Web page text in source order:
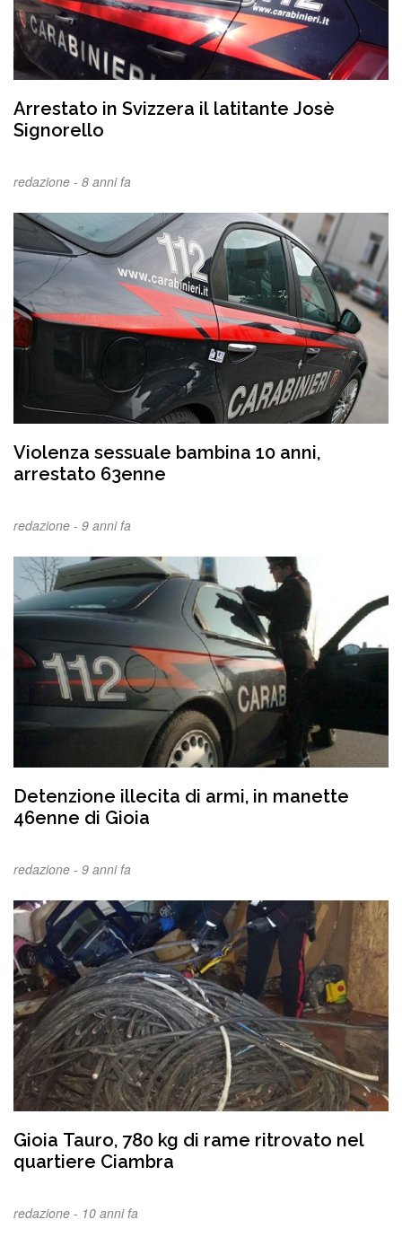
Arrestato in Svizzera il latitante Josè
Signorello
redazione - 8 anni fa
Violenza sessuale bambina 10 anni,
arrestato 63enne
redazione - 9 anni fa
Detenzione illecita di armi, in manette
46enne di Gioia
redazione - 9 anni fa
Gioia Tauro, 780 kg di rame ritrovato nel
quartiere Ciambra
redazione - 10 anni fa